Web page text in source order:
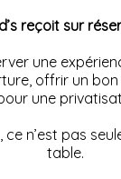
reçoit sur
une
offrir un
une
ce n’est pas
table.